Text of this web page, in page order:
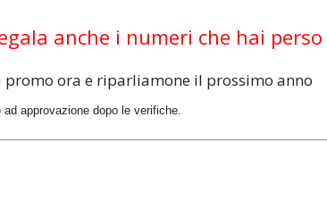
anche i numeri che hai perso
ora e riparliamone il prossimo anno
ad approvazione dopo le verifiche.